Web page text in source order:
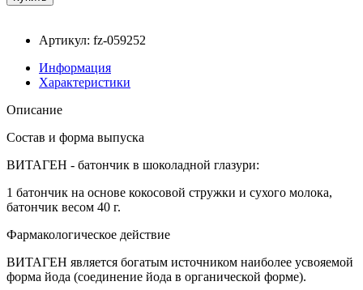
Артикул: fz-059252
Информация
Характеристики
Описание
Состав и форма выпуска
ВИТАГЕН - батончик в шоколадной глазури:
1 батончик на основе кокосовой стружки и сухого молока,
батончик весом 40 г.
Фармакологическое действие
ВИТАГЕН является богатым источником наиболее усвояемой
форма йода (соединение йода в органической форме).